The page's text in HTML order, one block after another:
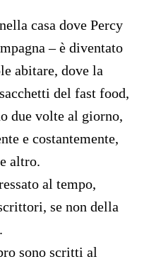
casa dove Percy
– è diventato
abitare, dove la
del fast food,
due volte al giorno,
e costantemente,
altro.
al tempo,
se non della
sono scritti al